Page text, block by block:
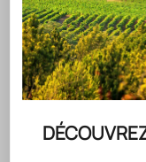
chargé d'histoire
une expérience
ACCORD METS &
NOTE DE
CONSERVATION
FICHE TECHNIQUE